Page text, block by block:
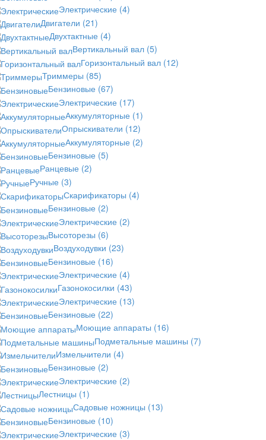
Электрические (4)
Двигатели (21)
Двухтактные (4)
Вертикальный вал (5)
Горизонтальный вал (12)
Триммеры (85)
Бензиновые (67)
Электрические (17)
Аккумуляторные (1)
Опрыскиватели (12)
Аккумуляторные (2)
Бензиновые (5)
Ранцевые (2)
Ручные (3)
Скарификаторы (4)
Бензиновые (2)
Электрические (2)
Высоторезы (6)
Воздуходувки (23)
Бензиновые (16)
Электрические (4)
Газонокосилки (43)
Электрические (13)
Бензиновые (22)
Моющие аппараты (16)
Подметальные машины (7)
Измельчители (4)
Бензиновые (2)
Электрические (2)
Лестницы (1)
Садовые ножницы (13)
Бензиновые (10)
Электрические (3)